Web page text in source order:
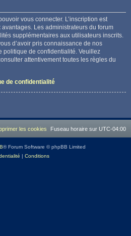
vous connecter. L’inscription est
Les administrateurs du forum
supplémentaires aux utilisateurs inscrits.
d’avoir pris connaissance de nos
politique de confidentialité. Veuillez
attentivement toutes les règles du
de confidentialité
Fuseau horaire sur UTC-04:00
les cookies
® Forum Software © phpBB Limited
| Conditions